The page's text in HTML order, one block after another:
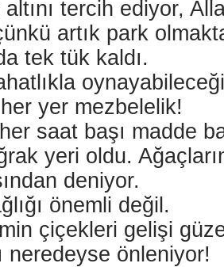
altını tercih ediyor,
artık park
tek tük kaldı.
yer mezbelelik!
saat başı madde
yeri oldu.
deniyor.
önemli değil.
çiçekleri gelişi
neredeyse önleniyor!